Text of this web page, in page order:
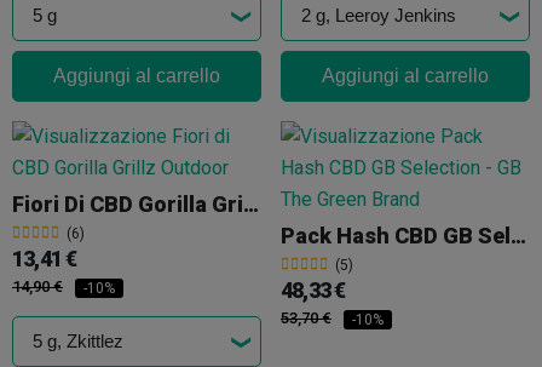
Aggiungi al carrello Aggiungi al carrello
Fiori Di CBD Gorilla Grillz Outdoor
(6)
13,41 €
14,90 € -10%
Pack Hash CBD GB Selection
(5)
48,33 €
53,70 € -10%